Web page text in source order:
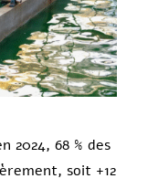
2024, 68 % des
soit +12